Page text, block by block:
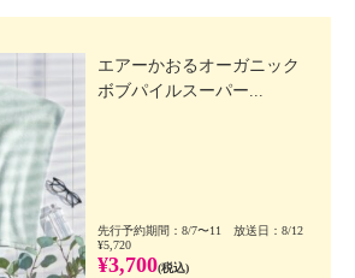
エアーかおるオーガニック
ボブパイルスーパー...
先行予約期間：8/7〜11 放送日：8/12
¥5,720
¥3,700(税込)